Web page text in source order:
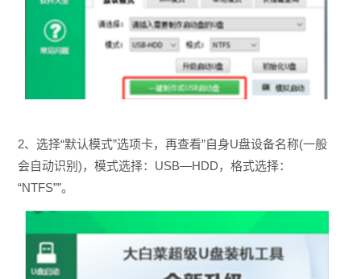
2、选择“默认模式”选项卡，再查看”自身U盘设备名称(一般
会自动识别)，模式选择：USB—HDD，格式选择：
“NTFS””。